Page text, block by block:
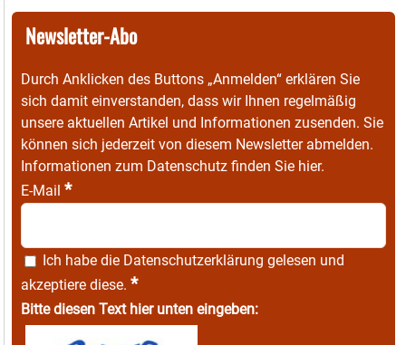
Newsletter-Abo
Durch Anklicken des Buttons „Anmelden“ erklären Sie
sich damit einverstanden, dass wir Ihnen regelmäßig
unsere aktuellen Artikel und Informationen zusenden. Sie
können sich jederzeit von diesem Newsletter abmelden.
Informationen zum Datenschutz finden Sie hier.
E-Mail *
Ich habe die Datenschutzerklärung gelesen und
akzeptiere diese. *
Bitte diesen Text hier unten eingeben: